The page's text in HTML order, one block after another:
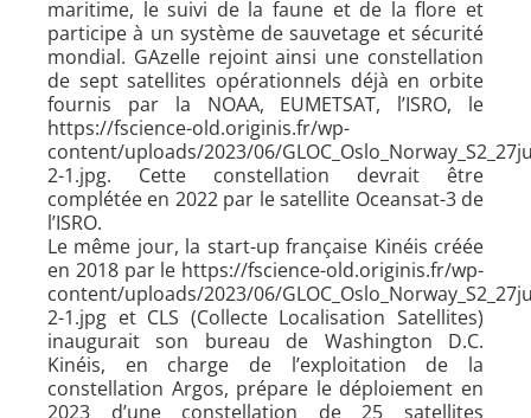
maritime, le suivi de la faune et de la flore et
participe à un système de sauvetage et sécurité
mondial. GAzelle rejoint ainsi une constellation
de sept satellites opérationnels déjà en orbite
fournis par la NOAA, EUMETSAT, l’ISRO, le
https://fscience-old.originis.fr/wp-
content/uploads/2023/06/
2-1.jpg. Cette constellation devrait être
complétée en 2022 par le satellite Oceansat-3 de
l’ISRO.
Le même jour, la start-up française Kinéis créée
en 2018 par le https://fscience-old.originis.fr/wp-
content/uploads/2023/06/
2-1.jpg et CLS (Collecte Localisation Satellites)
inaugurait son bureau de Washington D.C.
Kinéis, en charge de l’exploitation de la
constellation Argos, prépare le déploiement en
2023 d’une constellation de 25 satellites